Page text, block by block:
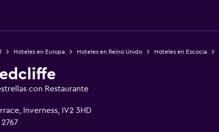
Hoteles en Europa Hoteles en Reino Unido Hoteles en Escocia
con Restaurante
Inverness, IV2 3HD